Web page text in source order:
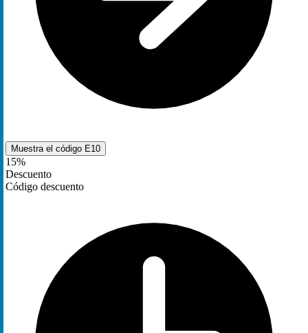
Muestra el código E10
15%
Descuento
Código descuento